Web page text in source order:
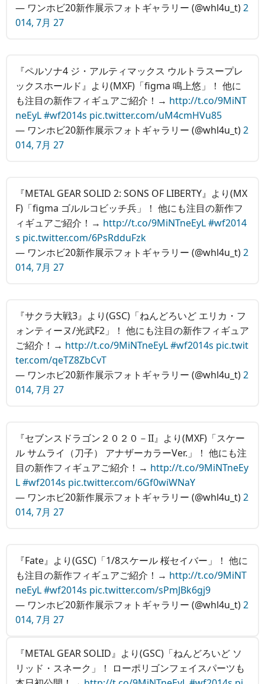
— ワンホビ20新作展示フォトギャラリー (@whl4u_t)2
014, 7月 27
『ペルソナ4 ジ・アルティマックス ウルトラスープレ
ックスホールド』より(MXF)「figma 鳴上悠」！ 他に
も注目の新作フィギュアご紹介！→ http://t.co/9MiNT
neEyL#wf2014s pic.twitter.com/uM4cmHVu85
— ワンホビ20新作展示フォトギャラリー (@whl4u_t)2
014, 7月 27
『METAL GEAR SOLID 2: SONS OF LIBERTY』より(MX
F)「figma ゴルルコビッチ兵」！ 他にも注目の新作フ
ィギュアご紹介！→ http://t.co/9MiNTneEyL#wf2014
s pic.twitter.com/6PsRdduFzk
— ワンホビ20新作展示フォトギャラリー (@whl4u_t)2
014, 7月 27
『サクラ大戦3』より(GSC)「ねんどろいど エリカ・フ
ォンティーヌ/光武F2」！ 他にも注目の新作フィギュア
ご紹介！→ http://t.co/9MiNTneEyL#wf2014s pic.twit
ter.com/qeTZ8ZbCvT
— ワンホビ20新作展示フォトギャラリー (@whl4u_t)2
014, 7月 27
『セブンスドラゴン２０２０－II』より(MXF)「スケー
ル サムライ（刀子） アナザーカラーVer.」！ 他にも注
目の新作フィギュアご紹介！→ http://t.co/9MiNTneEy
L#wf2014s pic.twitter.com/6Gf0wiWNaY
— ワンホビ20新作展示フォトギャラリー (@whl4u_t)2
014, 7月 27
『Fate』より(GSC)「1/8スケール 桜セイバー」！ 他に
も注目の新作フィギュアご紹介！→ http://t.co/9MiNT
neEyL#wf2014s pic.twitter.com/sPmJBk6gj9
— ワンホビ20新作展示フォトギャラリー (@whl4u_t)2
014, 7月 27
『METAL GEAR SOLID』より(GSC)「ねんどろいど ソ
リッド・スネーク」！ ローポリゴンフェイスパーツも